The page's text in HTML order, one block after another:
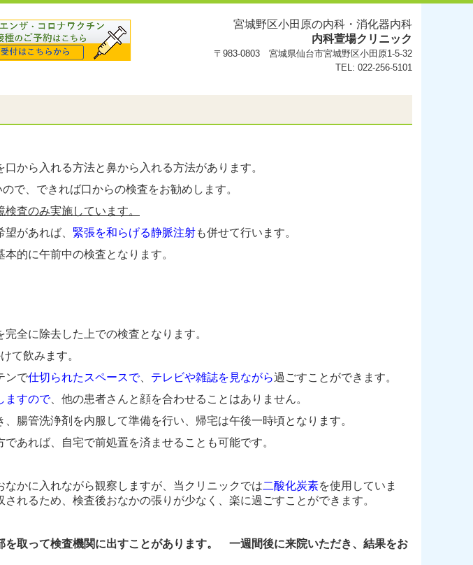
宮城野区小田原の内科・消化器内科
内科萱場クリニック
〒983-0803 宮城県仙台市宮城野区小田原1-5-32
TEL: 022-256-5101
口から入れる方法と鼻から入れる方法があります。
で、できれば口からの検査をお勧めします。
査のみ実施しています。
があれば、 緊張を和らげる静脈注射も併せて行います。
的に午前中の検査となります。
完全に除去した上での検査となります。
て飲みます。
ンで仕切られたスペースで、 テレビや雑誌を見ながら過ごすことができます。
ますので、他の患者さんと顔を合わせることはありません。
腸管洗浄剤を内服して準備を行い、帰宅は午後一時頃となります。
あれば、自宅で前処置を済ませることも可能です。
かに入れながら観察しますが、当クリニックでは二酸化炭素を使用していま
れるため、検査後おなかの張りが少なく、楽に過ごすことができます。
を取って検査機関に出すことがあります。 一週間後に来院いただき、結果をお